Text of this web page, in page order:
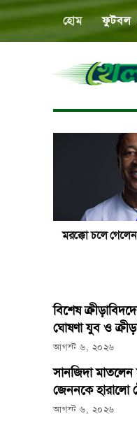
হোম ফুটবল
মরক্কো চলে
বিশেষ
ঘোষণা যুব ও ক্রীড়া
আগস্ট ৬, ২০২৬
সানজিদা
জেননকে হারালো
আগস্ট ৬, ২০২৬